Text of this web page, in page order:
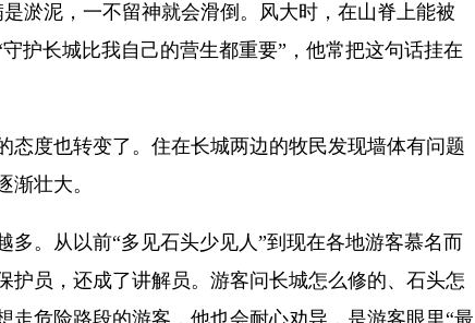
淤泥，一不留神就会滑倒。风大时，在山脊上能被
护长城比我自己的营生都重要”，他常把这句话挂在
态度也转变了。住在长城两边的牧民发现墙体有问题
渐壮大。
多。从以前“多见石头少见人”到现在各地游客慕名而
护员，还成了讲解员。游客问长城怎么修的、石头怎
走危险路段的游客，他也会耐心劝导，是游客眼里“最